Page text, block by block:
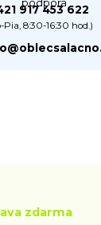
917 453 622
Pia, 8:30-16:30 hod.)
zdarma